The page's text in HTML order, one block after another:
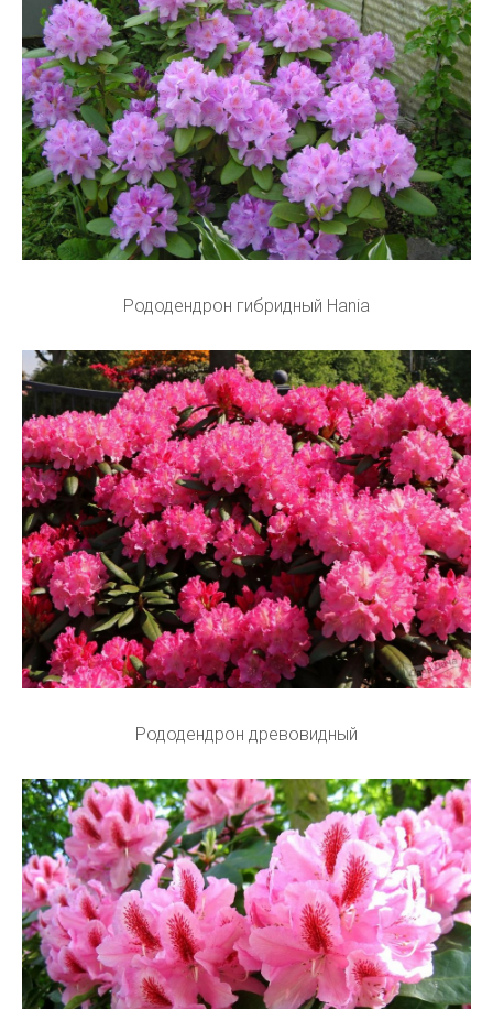
Рододендрон гибридный Hania
Рододендрон древовидный